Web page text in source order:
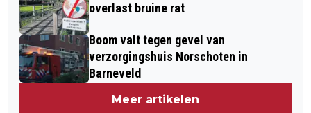
overlast bruine rat
Boom valt tegen gevel van
verzorgingshuis Norschoten in
Barneveld
Meer artikelen